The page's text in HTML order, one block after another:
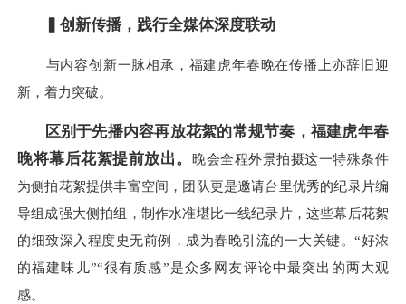
创新传播，践行全媒体深度联动
与内容创新一脉相承，福建虎年春晚在传播上亦辞旧迎
新，着力突破。
区别于先播内容再放花絮的常规节奏，福建虎年春
晚将幕后花絮提前放出。 晚会全程外景拍摄这一特殊条件
为侧拍花絮提供丰富空间，团队更是邀请台里优秀的纪录片编
导组成强大侧拍组，制作水准堪比一线纪录片，这些幕后花絮
的细致深入程度史无前例，成为春晚引流的一大关键。“好浓
的福建味儿”“很有质感”是众多网友评论中最突出的两大观
感。